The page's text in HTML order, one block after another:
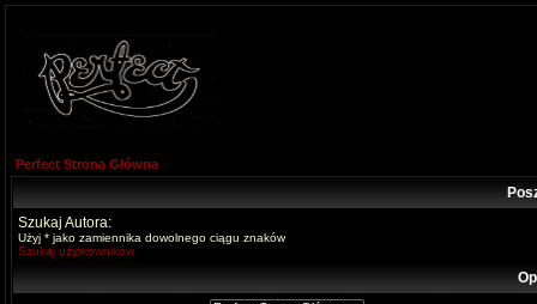
Perfect Strona Główna
Szukaj Autora:
Użyj * jako zamiennika dowolnego ciągu znaków
Szukaj użytkowników